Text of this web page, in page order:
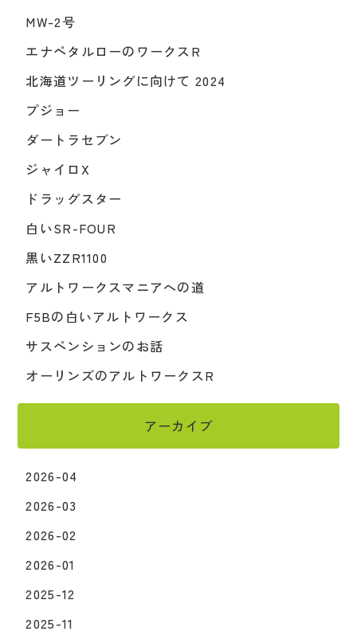
MW-2号
エナペタルローのワークスR
北海道ツーリングに向けて 2024
プジョー
ダートラセブン
ジャイロX
ドラッグスター
白いSR-FOUR
黒いZZR1100
アルトワークスマニアへの道
F5Bの白いアルトワークス
サスペンションのお話
オーリンズのアルトワークスR
アーカイブ
2026-04
2026-03
2026-02
2026-01
2025-12
2025-11